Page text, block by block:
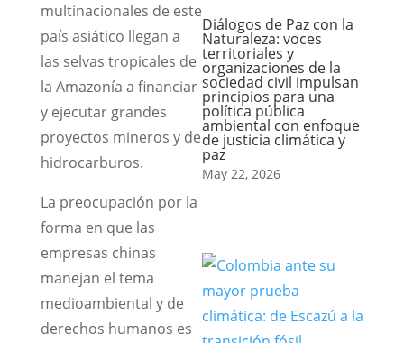
multinacionales de este
país asiático llegan a
las selvas tropicales de
la Amazonía a financiar
y ejecutar grandes
proyectos mineros y de
hidrocarburos.
La preocupación por la
forma en que las
empresas chinas
manejan el tema
medioambiental y de
derechos humanos es
Diálogos de Paz con la
Naturaleza: voces
territoriales y
organizaciones de la
sociedad civil impulsan
principios para una
política pública
ambiental con enfoque
de justicia climática y
paz
May 22, 2026